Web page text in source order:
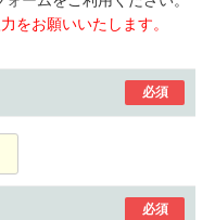
をお願いいたします。
必須
必須